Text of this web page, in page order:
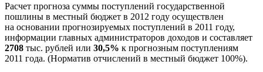
Расчет прогноза суммы поступлений государственной
пошлины в местный бюджет в 2012 году осуществлен
на основании прогнозируемых поступлений в 2011 году,
информации главных администраторов доходов и составляет
2708 тыс. рублей или 30,5% к прогнозным поступлениям
2011 года. (Норматив отчислений в местный бюджет 100%).